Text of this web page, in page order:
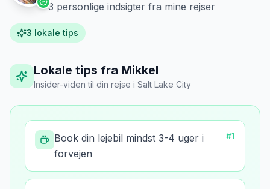
3 personlige indsigter fra mine rejser
3 lokale tips
Lokale tips fra Mikkel
Insider-viden til din rejse i Salt Lake City
Book din lejebil mindst 3-4 uger i
forvejen
#1